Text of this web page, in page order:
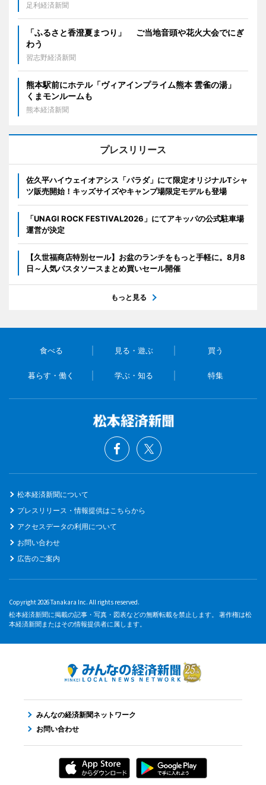
足利経済新聞
「ふるさと香澄夏まつり」 ご当地音頭や花火大会でにぎ
わう
習志野経済新聞
熊本駅前にホテル「ヴィアインプライム熊本 雲雀の湯」
くまモンルームも
熊本経済新聞
プレスリリース
佐久平ハイウェイオアシス「パラダ」にて限定オリジナルTシャ
ツ販売開始！キッズサイズやキャンプ場限定モデルも登場
「UNAGI ROCK FESTIVAL2026」にてアキッパの公式駐車場
運営が決定
【久世福商店特別セール】お盆のランチをもっと手軽に。8月8
日～人気パスタソースまとめ買いセール開催
もっと見る
食べる 見る・遊ぶ 買う
暮らす・働く 学ぶ・知る 特集
松本経済新聞について
プレスリリース・情報提供はこちらから
アクセスデータの利用について
お問い合わせ
広告のご案内
Copyright 2026 Tanakara Inc. All rights reserved.
松本経済新聞に掲載の記事・写真・図表などの無断転載を禁止します。 著作権は松
本経済新聞またはその情報提供者に属します。
みんなの経済新聞ネットワーク
お問い合わせ